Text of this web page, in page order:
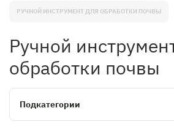
РУЧНОЙ ИНСТРУМЕНТ ДЛЯ ОБРАБОТКИ ПОЧВЫ
Ручной
обработки почвы
Подкатегории